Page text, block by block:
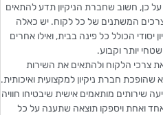
על כן, חשוב שחברת הניקיון תדע להתאים
המשתנים של כל לקוח. יש כאלה
יסודי הכולל כל פינה בבית, ואילו אחרים
שטחי יותר וקבוע.
את צרכי הלקוח ולהתאים את השירות
שהופכת חברת ניקיון למקצועית ואיכותית.
שירותים מותאמים אישית שיבטיחו חוויה
ואחת ויספקו תוצאה שתענה על כל